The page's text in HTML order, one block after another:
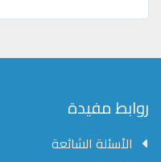
الحقوق
2026
Mejsp.com
روابط مفيدة
الأسئلة الشائعة